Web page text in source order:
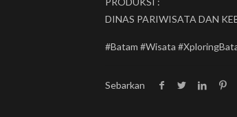
DINAS PARIWISATA DAN
#Batam #Wisata
Sebarkan